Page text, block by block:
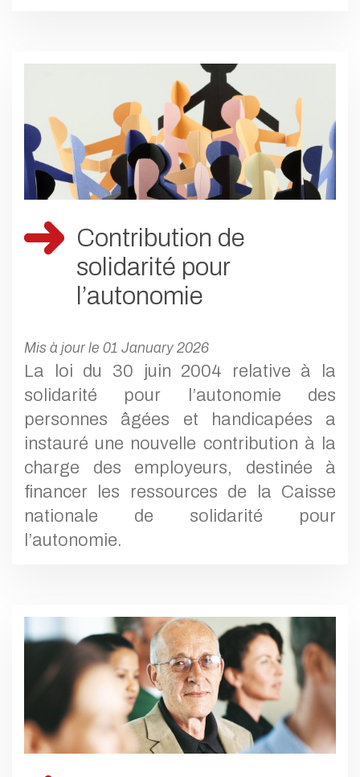
Contribution de
solidarité pour
l’autonomie
Mis à jour le 01 January 2026
La loi du 30 juin 2004 relative à la
solidarité pour l’autonomie des
personnes âgées et handicapées a
instauré une nouvelle contribution à la
charge des employeurs, destinée à
financer les ressources de la Caisse
nationale de solidarité pour
l’autonomie.